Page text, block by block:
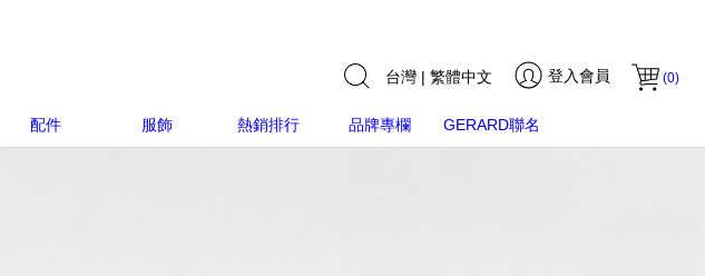
(0)
登入會員
台灣 | 繁體中文
配件 服飾 熱銷排行 品牌專欄 GERARD聯名